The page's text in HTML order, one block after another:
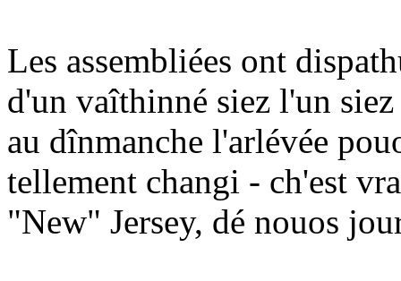
Les assembliées ont
d'un vaîthinné siez l'un
au dînmanche l'arlévée
tellement changi - ch'est
"New" Jersey, dé nouos